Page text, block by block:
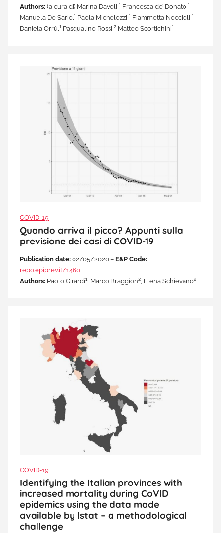
Authors: (a cura di) Marina Davoli, 1 Francesca de’ Donato, 1
Manuela De Sario, 1 Paola Michelozzi, 1 Fiammetta Noccioli, 1
Daniela Orrù, 1 Pasqualino Rossi, 2 Matteo Scortichini1
COVID-19
Quando arriva il picco? Appunti sulla
previsione dei casi di COVID-19
Publication date: 02/05/2020 – E&P Code:
repo.epiprev.it/1460
Authors: Paolo Girardi1 , Marco Braggion2 , Elena Schievano2
COVID-19
Identifying the Italian provinces with
increased mortality during CoVID
epidemics using the data made
available by Istat – a methodological
challenge